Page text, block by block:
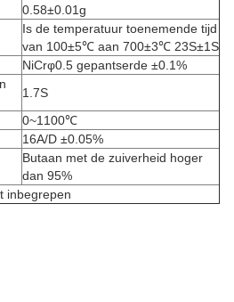
0.58±0.01g
Is de temperatuur toenemende tijd
van 100±5℃ aan 700±3℃ 23S±1S
NiCrφ0.5 gepantserde ±0.1%
1.7S
0~1100℃
16A/D ±0.05%
Butaan met de zuiverheid hoger
dan 95%
inbegrepen